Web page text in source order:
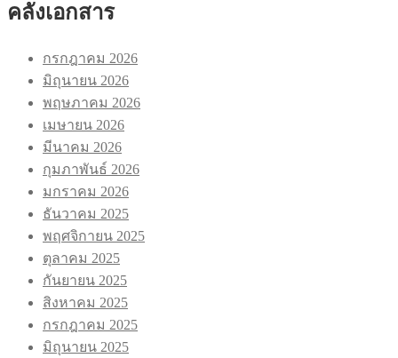
คลังเอกสาร
กรกฎาคม 2026
มิถุนายน 2026
พฤษภาคม 2026
เมษายน 2026
มีนาคม 2026
กุมภาพันธ์ 2026
มกราคม 2026
ธันวาคม 2025
พฤศจิกายน 2025
ตุลาคม 2025
กันยายน 2025
สิงหาคม 2025
กรกฎาคม 2025
มิถุนายน 2025